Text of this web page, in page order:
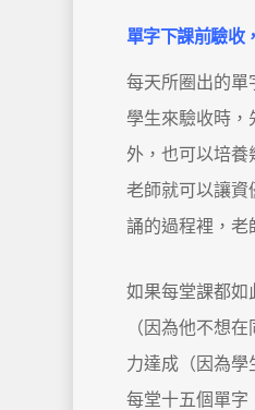
單字下課前驗收，
每天所圈出的單
學生來驗收時，
外，也可以培養
老師就可以讓資
誦的過程裡，老
如果每堂課都如
（因為他不想
力達成（因為學
每堂十五個單字